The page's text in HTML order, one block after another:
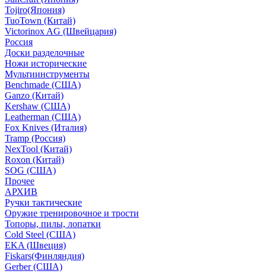
Tojiro(Япония)
TuoTown (Китай)
Victorinox AG (Швейцария)
Россия
Доски разделочные
Ножи исторические
Мультиинструменты
Benchmade (США)
Ganzo (Китай)
Kershaw (США)
Leatherman (США)
Fox Knives (Италия)
Tramp (Россия)
NexTool (Китай)
Roxon (Китай)
SOG (США)
Прочее
АРХИВ
Ручки тактические
Оружие тренировочное и трости
Топоры, пилы, лопатки
Cold Steel (США)
EKA (Швеция)
Fiskars(Финляндия)
Gerber (США)